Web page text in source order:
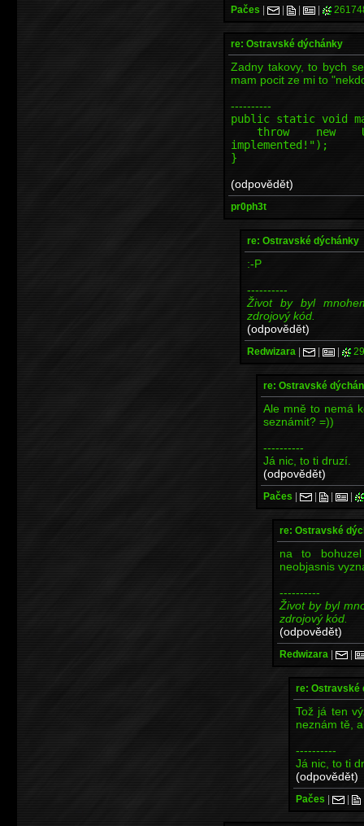
Pačes | | | |
re: Ostravské dýchánky
Zadny takovy, to bych
mam pocit ze mi to
----------
public static void
throw new
implemented!");
}
(odpovědět)
pr0ph3t
re: Ostravské dýchánky
:-P
----------
Život by byl
zdrojový kód.
(odpovědět)
Redwizara | | |
re: Ostravské
Ale mně to nemá
seznámit? =))
----------
Já nic, to ti druzí.
(odpovědět)
Pačes | | | |
re: Ostravské
na to
neobjasnis
----------
Život by byl
zdrojový kód.
(odpovědět)
Redwizara | |
re: Ostravské
Tož já ten
neznám tě,
----------
Já nic, to ti
(odpovědět)
Pačes | |